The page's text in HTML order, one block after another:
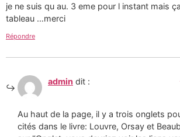
je ne suis qu au. 3 eme pour l instant mais
tableau …merci
Répondre
admin dit :
Au haut de la page, il y a trois onglets
cités dans le livre: Louvre, Orsay et